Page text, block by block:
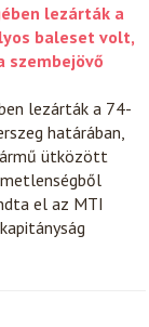
lezárták a
baleset volt,
szembejövő
lezárták a 74-
határában,
ütközött
el az MTI